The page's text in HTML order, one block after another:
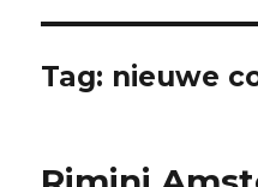
Tag: nieuwe